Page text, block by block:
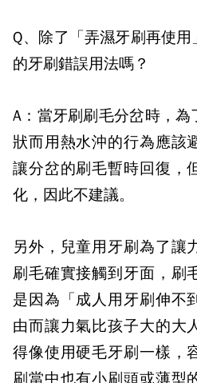
Q、 除了「弄濕牙刷再使
的牙刷錯誤用法嗎？
A ： 當牙刷刷毛分岔時，
狀而用熱水沖的行為應該
讓分岔的刷毛暫時回復，
化，因此不建議。
另外，兒童用牙刷為了讓
刷毛確實接觸到牙面，刷
是因為 「成人用牙刷伸不
由而讓力氣比孩子大的大
得像使用硬毛牙刷一樣，
刷當中也有小刷頭或薄型